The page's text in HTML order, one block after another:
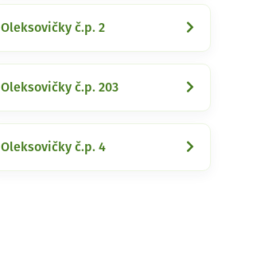
Oleksovičky č.p. 2
Oleksovičky č.p. 203
Oleksovičky č.p. 4